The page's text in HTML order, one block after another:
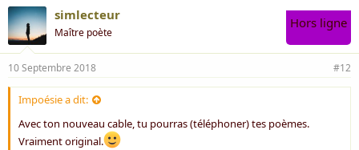
simlecteur
Maître poète
Hors ligne
10 Septembre 2018 #12
Impoésie a dit:
Avec ton nouveau cable, tu pourras (téléphoner) tes poèmes.
Vraiment original.